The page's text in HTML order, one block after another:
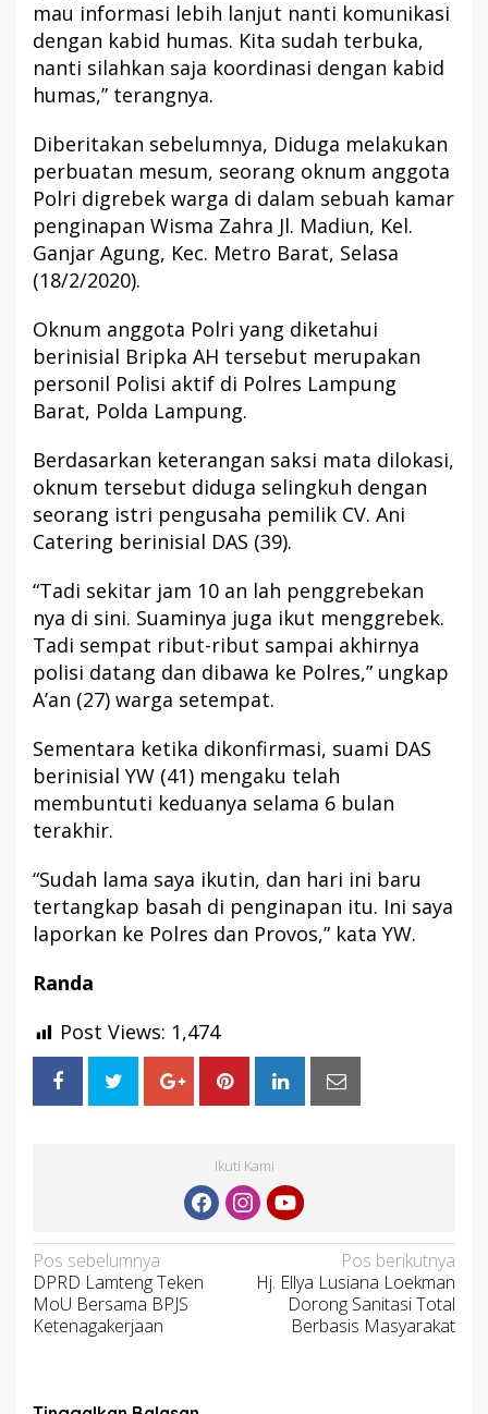
mau informasi lebih lanjut nanti komunikasi
dengan kabid humas. Kita sudah terbuka,
nanti silahkan saja koordinasi dengan kabid
humas,” terangnya.
Diberitakan sebelumnya, Diduga melakukan
perbuatan mesum, seorang oknum anggota
Polri digrebek warga di dalam sebuah kamar
penginapan Wisma Zahra Jl. Madiun, Kel.
Ganjar Agung, Kec. Metro Barat, Selasa
(18/2/2020).
Oknum anggota Polri yang diketahui
berinisial Bripka AH tersebut merupakan
personil Polisi aktif di Polres Lampung
Barat, Polda Lampung.
Berdasarkan keterangan saksi mata dilokasi,
oknum tersebut diduga selingkuh dengan
seorang istri pengusaha pemilik CV. Ani
Catering berinisial DAS (39).
“Tadi sekitar jam 10 an lah penggrebekan
nya di sini. Suaminya juga ikut menggrebek.
Tadi sempat ribut-ribut sampai akhirnya
polisi datang dan dibawa ke Polres,” ungkap
A’an (27) warga setempat.
Sementara ketika dikonfirmasi, suami DAS
berinisial YW (41) mengaku telah
membuntuti keduanya selama 6 bulan
terakhir.
“Sudah lama saya ikutin, dan hari ini baru
tertangkap basah di penginapan itu. Ini saya
laporkan ke Polres dan Provos,” kata YW.
Randa
Post Views: 1,474
Ikuti Kami
Navigasi
pos
Pos sebelumnya
DPRD Lamteng Teken
MoU Bersama BPJS
Ketenagakerjaan
Pos berikutnya
Hj. Ellya Lusiana Loekman
Dorong Sanitasi Total
Berbasis Masyarakat